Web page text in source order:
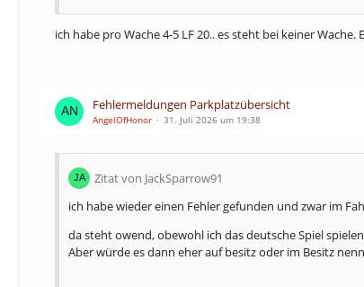
ich habe pro Wache 4-5 LF 20.. es steht bei keiner
Fehlermeldungen Parkplatzübersicht
AngelOfHonor 31. Juli 2026 um 19:38
Zitat von JackSparrow91
ich habe wieder einen Fehler gefunden und zwar im
da steht owend, obewohl ich das deutsche Spiel
Aber würde es dann eher auf besitz oder im Besitz